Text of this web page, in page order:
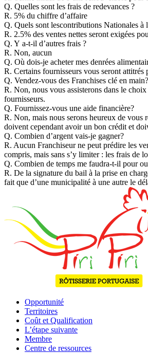
Q. Quelles sont les frais de redevances ?
R. 5% du chiffre d’affaire
Q. Quels sont lescontributions Nationales à
R. 2.5% des ventes nettes seront exigées
Q. Y a-t-il d’autres frais ?
R. Non, aucun
Q. Où dois-je acheter mes denrées
R. Certains fournisseurs vous seront
Q. Vendez-vous des Franchises clé en main?
R. Non, nous vous assisterons dans le
fournisseurs.
Q. Fournissez-vous une aide financière?
R. Non, mais nous serons heureux de
doivent cependant avoir un bon crédit et
Q. Combien d’argent vais-je gagner?
R. Aucun Franchiseur ne peut prédire les
compris, mais sans s’y limiter : les frais de
Q. Combien de temps me faudra-t-il pour
R. De la signature du bail à la prise en
fait que d’une municipalité à une autre le
Opportunité
Territoires
Coût et Qualification
L’étape suivante
Membre
Centre de ressources